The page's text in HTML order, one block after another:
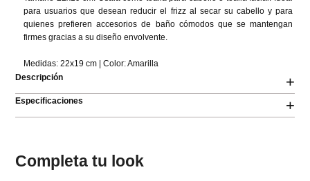
para usuarios que desean reducir el frizz al secar su cabello y para
quienes prefieren accesorios de baño cómodos que se mantengan
firmes gracias a su diseño envolvente.
Medidas: 22x19 cm | Color: Amarilla
Descripción
+
Especificaciones +
Completa tu look